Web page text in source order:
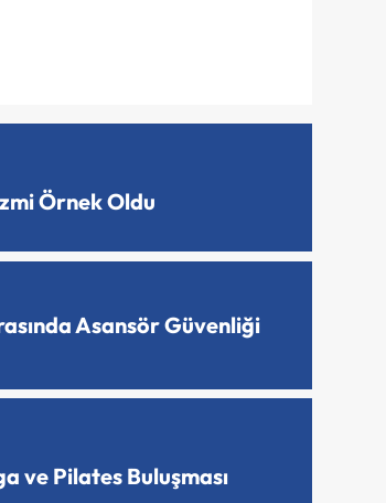
Örnek Oldu
Asansör Güvenliği
ve Pilates Buluşması